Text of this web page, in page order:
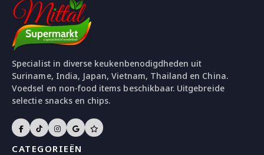
Specialist in diverse keukenbenodigdheden uit
Suriname, India, Japan, Vietnam, Thailand en China.
Voedsel en non-food items beschikbaar. Uitgebreide
selectie snacks en chips.
CATEGORIEËN